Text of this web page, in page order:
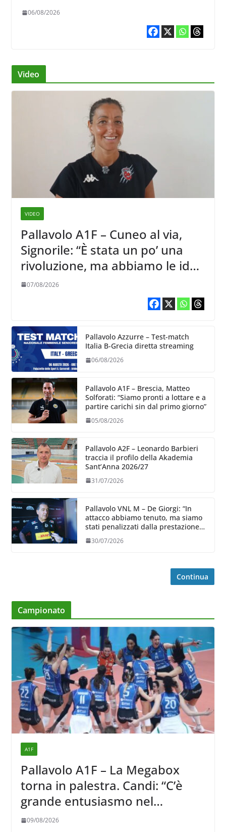
06/08/2026
Video
VIDEO
Pallavolo A1F – Cuneo al via,
Signorile: “È stata un po’ una
rivoluzione, ma abbiamo le idee
chiare siu cosa vogliamo fare”
07/08/2026
Pallavolo Azzurre – Test-match
Italia B-Grecia diretta streaming
06/08/2026
Pallavolo A1F – Brescia, Matteo
Solforati: “Siamo pronti a lottare e a
partire carichi sin dal primo giorno”
05/08/2026
Pallavolo A2F – Leonardo Barbieri
traccia il profilo della Akademia
Sant’Anna 2026/27
31/07/2026
Pallavolo VNL M – De Giorgi: “In
attacco abbiamo tenuto, ma siamo
stati penalizzati dalla prestazione
30/07/2026
Continua
Campionato
A1F
Pallavolo A1F – La Megabox
torna in palestra. Candi: “C’è
grande entusiasmo nel
ricominciare”
09/08/2026